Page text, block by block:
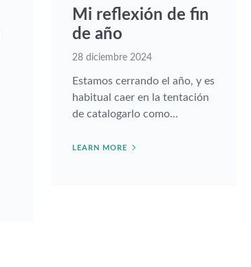
Mi reflexión de fin
de año
28 diciembre 2024
Estamos cerrando el año, y es
habitual caer en la tentación
de catalogarlo como...
LEARN MORE